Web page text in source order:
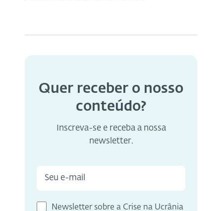
Quer receber o nosso
conteúdo?
Inscreva-se e receba a nossa
newsletter.
Newsletter sobre a Crise na Ucrânia